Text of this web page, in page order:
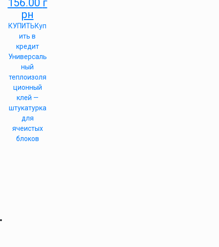
156.00 г
рн
КУПИТЬКуп
ить в
кредит
Универсаль
ный
теплоизоля
ционный
клей —
штукатурка
для
ячеистых
блоков